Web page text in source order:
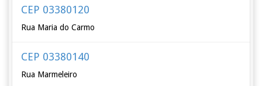
CEP 03380120
Rua Maria do Carmo
CEP 03380140
Rua Marmeleiro